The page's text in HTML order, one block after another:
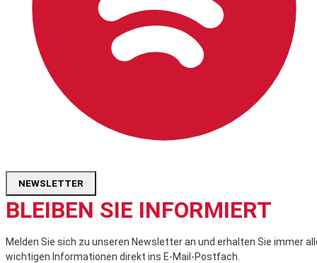
NEWSLETTER
BLEIBEN SIE INFORMIERT
Melden Sie sich zu unseren Newsletter an und erhalten Sie immer
wichtigen Informationen direkt ins E-Mail-Postfach.